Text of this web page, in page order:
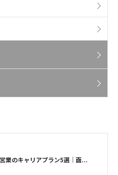
営業のキャリアプラン5選｜面...